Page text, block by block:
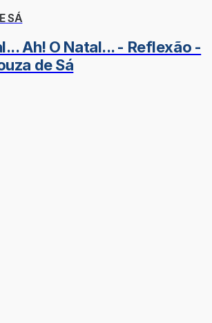
SÁ
Ah! O Natal... - Reflexão -
de Sá